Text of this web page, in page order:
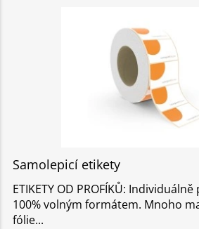
Samolepicí etikety
ETIKETY OD PROFÍKŮ:
100% volným formátem. Mnoho
fólie